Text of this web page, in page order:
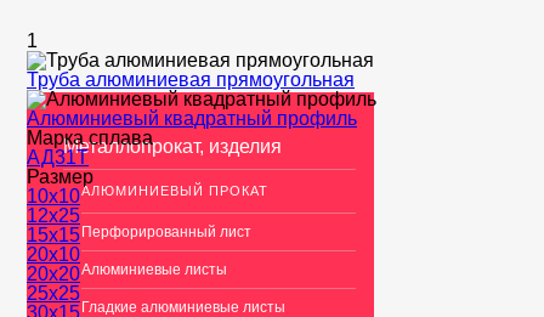
1
Металлопрокат, изделия
АЛЮМИНИЕВЫЙ ПРОКАТ
Перфорированный лист
Алюминиевые листы
Гладкие алюминиевые листы
Труба алюминиевая прямоугольная
Алюминиевый квадратный профиль
Марка сплава
АД31Т
Размер
10x10
12x25
15х15
20х10
20х20
25х25
30х15